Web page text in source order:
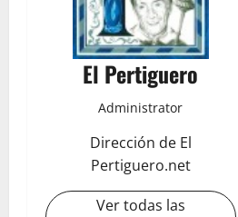
El Pertiguero
Administrator
Dirección de El
Pertiguero.net
Ver todas las